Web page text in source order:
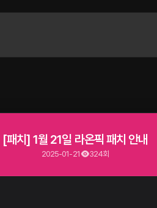
[패치] 1월 21일 라온픽 패치 안내
2025-01-21 324회